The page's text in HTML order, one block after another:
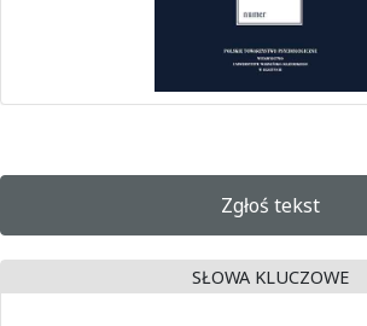
Zgłoś tekst
SŁOWA KLUCZOWE